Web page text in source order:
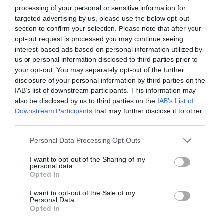
processing of your personal or sensitive information for
targeted advertising by us, please use the below opt-out
section to confirm your selection. Please note that after your
opt-out request is processed you may continue seeing
interest-based ads based on personal information utilized by
us or personal information disclosed to third parties prior to
your opt-out. You may separately opt-out of the further
disclosure of your personal information by third parties on the
IAB’s list of downstream participants. This information may
also be disclosed by us to third parties on the IAB’s List of
Downstream Participants that may further disclose it to other
Please note that this website/app uses one or more Google
not limited to your visit or usage behaviour. You may click to
grant or deny consent to Google and its third-party tags to
use your data for below specified purposes in below Google
consent section.
Personal Data Processing Opt Outs
I want to opt-out of the Sharing of my
personal data.
Opted In
I want to opt-out of the Sale of my
Personal Data.
Opted In
szezonnak, amely az előző idényt befejezte – mutatjuk a teljes
részletek
előző hírek következő hírek